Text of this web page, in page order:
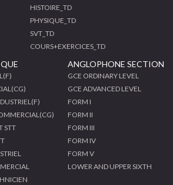
HISTOIRE_TD
PHYSIQUE_TD
SVT_TD
COURS+EXERCICES_TD
STT
ANGLOPHONE SECTION
GCE ORDINARY LEVEL
GCE ADVANCED LEVEL
FORM I
FORM II
FORM III
FORM IV
FORM V
LOWER AND UPPER SIXTH